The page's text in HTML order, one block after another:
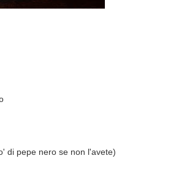
di pepe nero se non l'avete)